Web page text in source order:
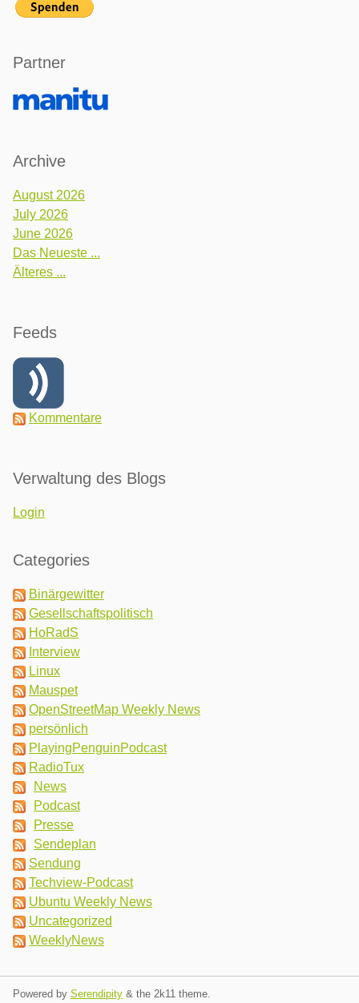
Partner
Archive
August 2026
July 2026
June 2026
Das Neueste ...
Älteres ...
Feeds
Kommentare
Verwaltung des Blogs
Login
Categories
Binärgewitter
Gesellschaftspolitisch
HoRadS
Interview
Linux
Mauspet
OpenStreetMap Weekly News
persönlich
PlayingPenguinPodcast
RadioTux
News
Podcast
Presse
Sendeplan
Sendung
Techview-Podcast
Ubuntu Weekly News
Uncategorized
WeeklyNews
Powered by Serendipity & the 2k11 theme.